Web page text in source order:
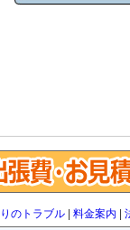
のトラブル 料金案内